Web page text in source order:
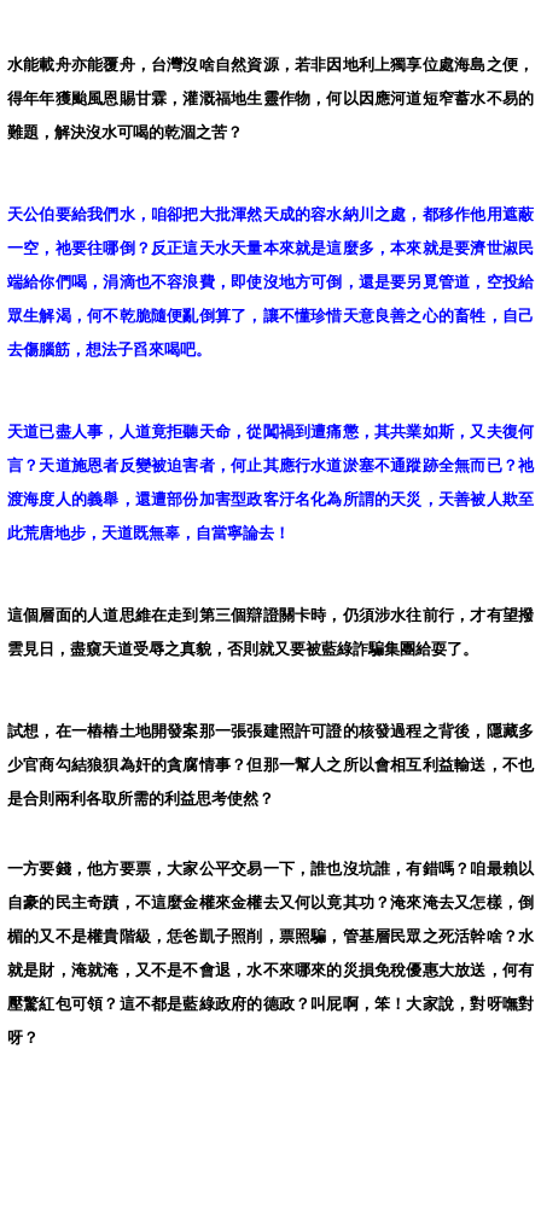
水能載舟亦能覆舟，台灣沒啥自然資源，若非因地利上獨享位處海島之便，
得年年獲颱風恩賜甘霖，灌溉福地生靈作物，何以因應河道短窄蓄水不易的
難題，解決沒水可喝的乾涸之苦？
天公伯要給我們水，咱卻把大批渾然天成的容水納川之處，都移作他用遮蔽
一空，祂要往哪倒？反正這天水天量本來就是這麼多，本來就是要濟世淑民
端給你們喝，涓滴也不容浪費，即使沒地方可倒，還是要另覓管道，空投給
眾生解渴，何不乾脆隨便亂倒算了，讓不懂珍惜天意良善之心的畜牲，自己
去傷腦筋，想法子舀來喝吧。
天道已盡人事，人道竟拒聽天命，從闖禍到遭痛懲，其共業如斯，又夫復何
言？天道施恩者反變被迫害者，何止其應行水道淤塞不通蹤跡全無而已？祂
渡海度人的義舉，還遭部份加害型政客汙名化為所謂的天災，天善被人欺至
此荒唐地步，天道既無辜，自當寧論去！
這個層面的人道思維在走到第三個辯證關卡時，仍須涉水往前行，才有望撥
雲見日，盡窺天道受辱之真貌，否則就又要被藍綠詐騙集團給耍了。
試想，在一樁樁土地開發案那一張張建照許可證的核發過程之背後，隱藏多
少官商勾結狼狽為奸的貪腐情事？但那一幫人之所以會相互利益輸送，不也
是合則兩利各取所需的利益思考使然？
一方要錢，他方要票，大家公平交易一下，誰也沒坑誰，有錯嗎？咱最賴以
自豪的民主奇蹟，不這麼金權來金權去又何以竟其功？淹來淹去又怎樣，倒
楣的又不是權貴階級，恁爸凱子照削，票照騙，管基層民眾之死活幹啥？水
就是財，淹就淹，又不是不會退，水不來哪來的災損免稅優惠大放送，何有
壓驚紅包可領？這不都是藍綠政府的德政？叫屁啊，笨！大家說，對呀嘸對
呀？